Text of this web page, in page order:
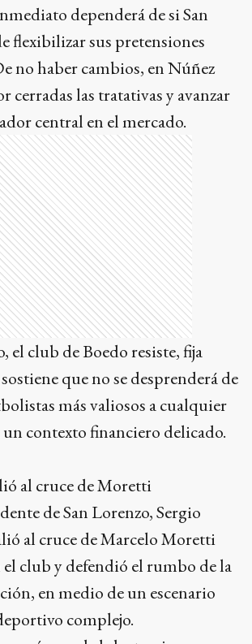
dependerá de si San
flexibilizar sus pretensiones
no haber cambios, en Núñez
cerradas las tratativas y avanzar
central en el mercado.
el club de Boedo resiste, fija
que no se desprenderá de
más valiosos a cualquier
contexto financiero delicado.
al cruce de Moretti
de San Lorenzo, Sergio
al cruce de Marcelo Moretti
club y defendió el rumbo de la
en medio de un escenario
complejo.